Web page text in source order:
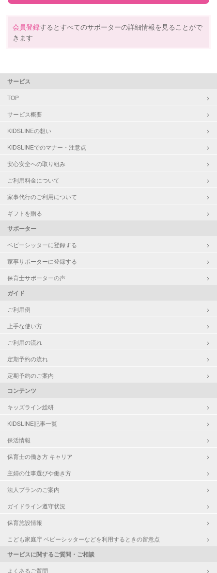
お子様の撮影
（定期特典）
対応不可
資格
自治体届出済ベビーシッター
対応可能/特徴
病児対応
レッスン
お子様の撮影
会員登録するとすべてのサポーターの詳細情報を見ることがで
きます
サービス
TOP
サービス概要
KIDSLINEの想い
KIDSLINEでのマナー・注意点
安心安全への取り組み
ご利用料金について
家事代行のご利用について
ギフトを贈る
サポーター
ベビーシッターに登録する
家事サポーターに登録する
保育士サポーターの声
ガイド
ご利用例
上手な使い方
ご利用の流れ
定期予約の流れ
定期予約のご案内
コンテンツ
キッズライン総研
KIDSLINE記事一覧
保活情報
保育士の働き方 キャリア
主婦の仕事選びや働き方
法人プランのご案内
ガイドライン遵守状況
保育施設情報
こども家庭庁 ベビーシッターなどを利用するときの留意点
サービスに関するご質問・ご相談
よくあるご質問